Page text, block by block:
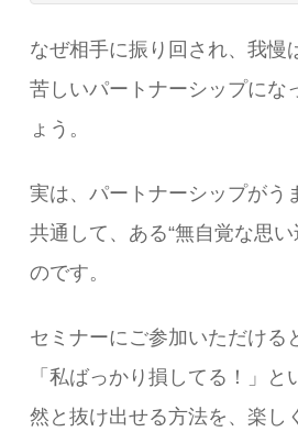
なぜ相手に振り回され、我慢
苦しいパートナーシップにな
ょう。
実は、パートナーシップがう
共通して、ある“無自覚な思
のです。
セミナーにご参加いただける
「私ばっかり損してる！」と
然と抜け出せる方法を、楽し